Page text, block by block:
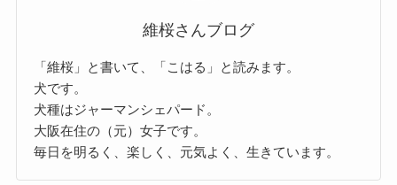
維桜さんブログ
「維桜」と書いて、「こはる」と読みます。
犬です。
犬種はジャーマンシェパード。
大阪在住の（元）女子です。
毎日を明るく、楽しく、元気よく、生きています。